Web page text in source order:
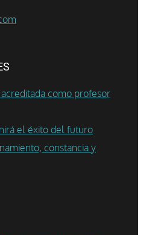
como profesor
el éxito del futuro
constancia y